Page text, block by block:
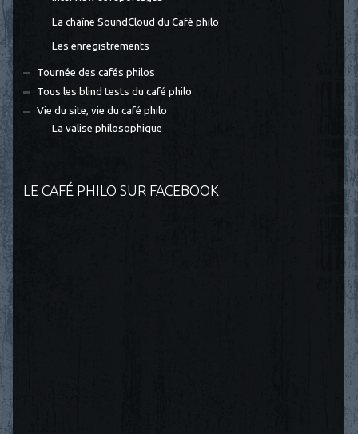
La chaîne SoundCloud du Café philo
Les enregistrements
Tournée des cafés philos
Tous les blind tests du café philo
Vie du site, vie du café philo
La valise philosophique
LE CAFÉ PHILO SUR FACEBOOK